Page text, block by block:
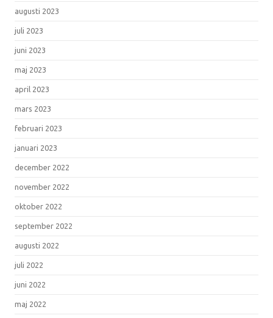
augusti 2023
juli 2023
juni 2023
maj 2023
april 2023
mars 2023
februari 2023
januari 2023
december 2022
november 2022
oktober 2022
september 2022
augusti 2022
juli 2022
juni 2022
maj 2022